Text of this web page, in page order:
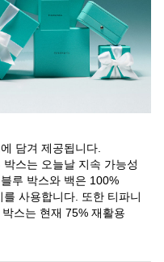
담겨 제공됩니다.
스는 오늘날 지속 가능성
루 박스와 백은 100%
사용합니다. 또한 티파니
스는 현재 75% 재활용